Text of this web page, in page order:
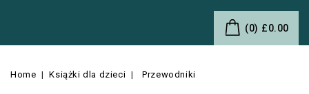
(0) £0.00
Home Książki dla dzieci Przewodniki